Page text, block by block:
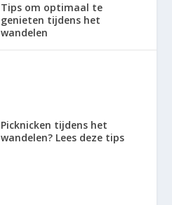
Tips om optimaal te
genieten tijdens het
wandelen
Picknicken tijdens het
wandelen? Lees deze tips